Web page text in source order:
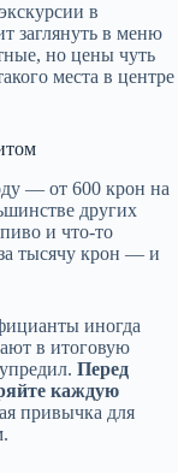
в
заглянуть в меню
но цены чуть
места в центре
— от 600 крон на
других
и что-то
тысячу крон — и
иногда
в итоговую
Перед
каждую
привычка для